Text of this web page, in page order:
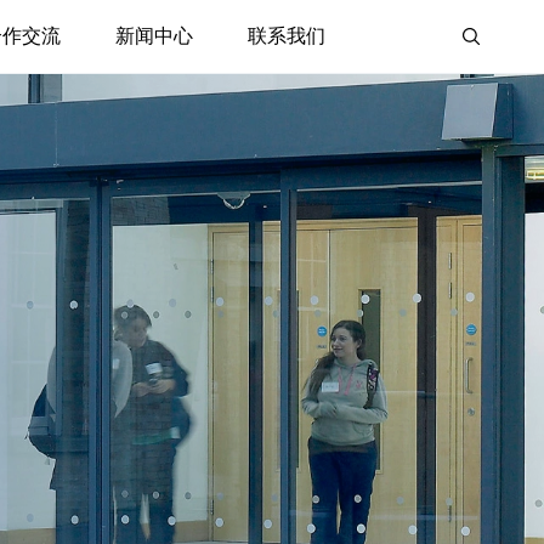
交流 新闻中心 联系我们